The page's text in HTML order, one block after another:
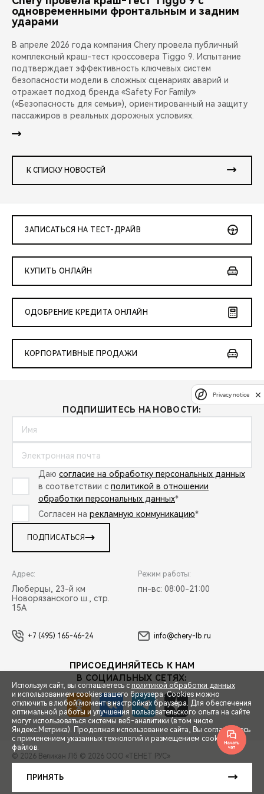
СПЕЦПРЕДЛОЖЕНИЯ
ЗАПИСЬ НА ТЕСТ-ДРАЙВ
одновременными фронтальным и задним
ударами
В апреле 2026 года компания Chery провела публичный
комплексный краш-тест кроссовера Tiggo 9. Испытание
подтверждает эффективность ключевых систем
безопасности модели в сложных сценариях аварий и
отражает подход бренда «Safety For Family»
(«Безопасность для семьи»), ориентированный на защиту
пассажиров в реальных дорожных условиях.
К СПИСКУ НОВОСТЕЙ
ЗАПИСАТЬСЯ НА ТЕСТ-ДРАЙВ
КУПИТЬ ОНЛАЙН
ОДОБРЕНИЕ КРЕДИТА ОНЛАЙН
КОРПОРАТИВНЫЕ ПРОДАЖИ
ПОДПИШИТЕСЬ НА НОВОСТИ:
Даю согласие на обработку персональных данных
в соответствии с политикой в отношении
обработки персональных данных*
Согласен на рекламную коммуникацию*
ПОДПИСАТЬСЯ
Адрес:
Люберцы, 23-й км
Новорязанского ш., стр.
15А
Режим работы:
пн-вс: 08:00-21:00
+7 (495) 165-46-24 info@chery-lb.ru
ПРИСОЕДИНЯЙТЕСЬ К НАМ
В СОЦИАЛЬНЫХ СЕТЯХ:
© 2026 Великан Лб © 2026 ООО «ТЕНЕТ РУС»
Сделано в ПЕРКС
Используя сайт, вы соглашаетесь с политикой обработки данных
и использованием cookies вашего браузера. Cookies можно
отключить в любой момент в настройках браузера. Для обеспечения
оптимальной работы и улучшения пользовательского опыта на сайте
могут использоваться системы веб-аналитики (в том числе
Яндекс.Метрика). Продолжая использование сайта, Вы соглашаетесь
с применением указанных технологий и размещением cookie-
файлов.
ПРИНЯТЬ
Privacy notice